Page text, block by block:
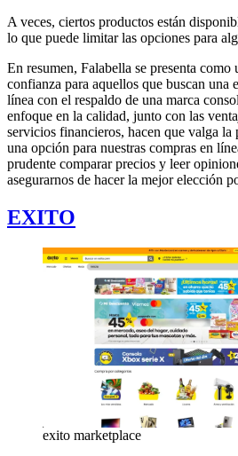
A veces, ciertos productos están
lo que puede limitar las opciones para
En resumen, Falabella se presenta
confianza para aquellos que buscan una
línea con el respaldo de una marca
enfoque en la calidad, junto con las
servicios financieros, hacen que valga la
una opción para nuestras compras en
prudente comparar precios y leer
asegurarnos de hacer la mejor elección
EXITO
exito marketplace